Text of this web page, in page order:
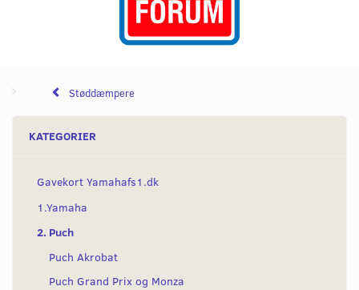
Støddæmpere
KATEGORIER
Gavekort Yamahafs1.dk
1.Yamaha
2. Puch
Puch Akrobat
Puch Grand Prix og Monza